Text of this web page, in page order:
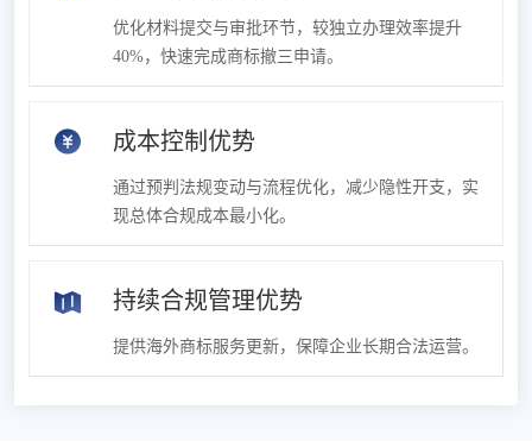
优化材料提交与审批环节，较独立办理效率提升
40%，快速完成商标撤三申请。
成本控制优势
通过预判法规变动与流程优化，减少隐性开支，实
现总体合规成本最小化。
持续合规管理优势
提供海外商标服务更新，保障企业长期合法运营。